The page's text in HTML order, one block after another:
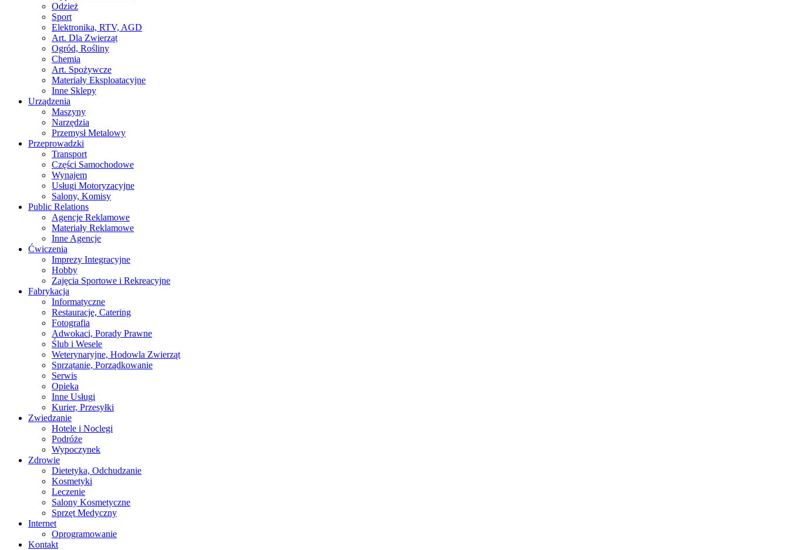
Odzież
Sport
Elektronika, RTV, AGD
Art. Dla Zwierząt
Ogród, Rośliny
Chemia
Art. Spożywcze
Materiały Eksploatacyjne
Inne Sklepy
Urządzenia
Maszyny
Narzędzia
Przemysł Metalowy
Przeprowadzki
Transport
Części Samochodowe
Wynajem
Usługi Motoryzacyjne
Salony, Komisy
Public Relations
Agencje Reklamowe
Materiały Reklamowe
Inne Agencje
Ćwiczenia
Imprezy Integracyjne
Hobby
Zajęcia Sportowe i Rekreacyjne
Fabrykacja
Informatyczne
Restauracje, Catering
Fotografia
Adwokaci, Porady Prawne
Ślub i Wesele
Weterynaryjne, Hodowla Zwierząt
Sprzątanie, Porządkowanie
Serwis
Opieka
Inne Usługi
Kurier, Przesyłki
Zwiedzanie
Hotele i Noclegi
Podróże
Wypoczynek
Zdrowie
Dietetyka, Odchudzanie
Kosmetyki
Leczenie
Salony Kosmetyczne
Sprzęt Medyczny
Internet
Oprogramowanie
Kontakt